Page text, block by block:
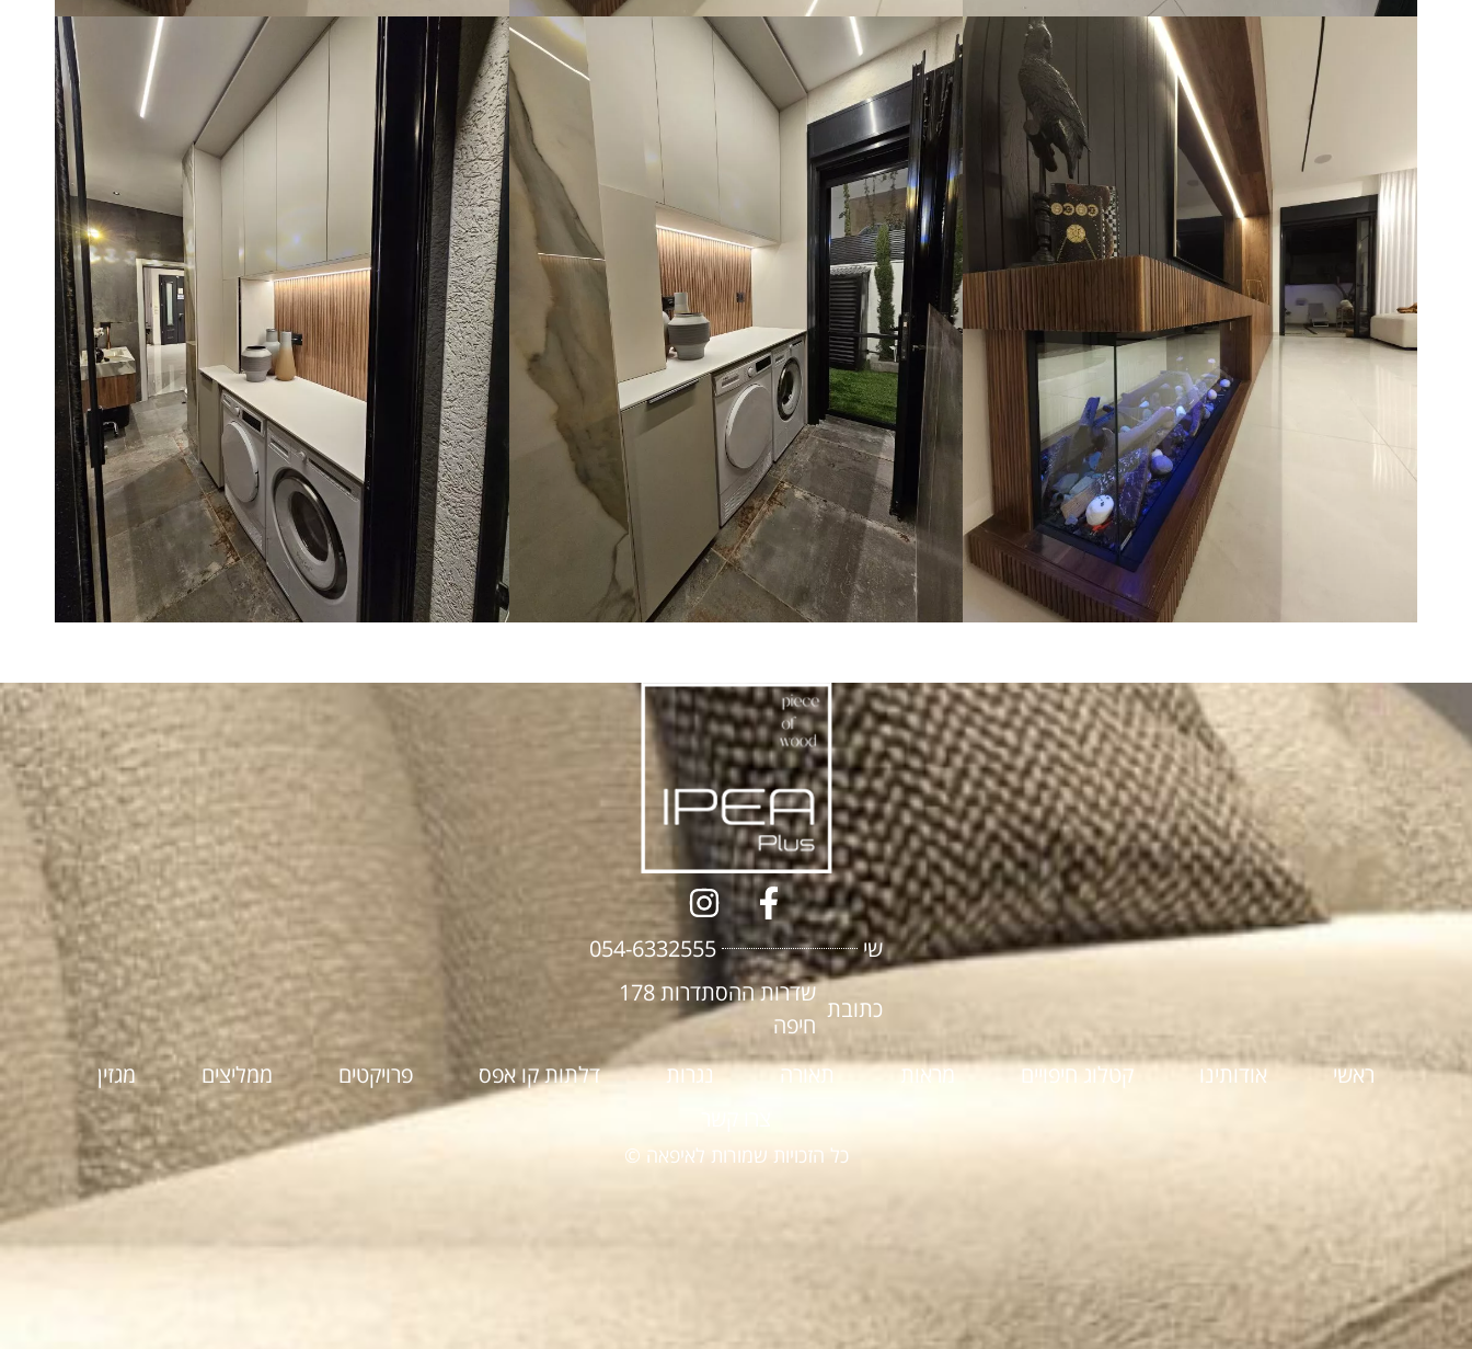
שי 054-6332555
כתובת
שדרות ההסתדרות 178
חיפה
ראשי
אודותינו קטלוג חיפויים מראות תאורה נגרות דלתות קו אפס פרויקטים ממליצים
מגזין
כל הזכויות שמורות לאיפאה ©